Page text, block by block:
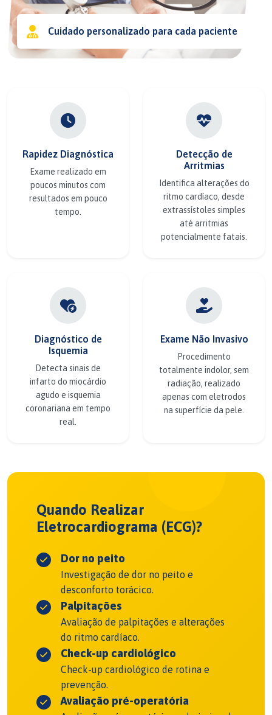
Cuidado personalizado para cada paciente
Rapidez Diagnóstica
Exame realizado em
poucos minutos com
resultados em pouco
tempo.
Detecção de
Arritmias
Identifica alterações do
ritmo cardíaco, desde
extrassístoles simples
até arritmias
potencialmente fatais.
Diagnóstico de
Isquemia
Detecta sinais de
infarto do miocárdio
agudo e isquemia
coronariana em tempo
real.
Exame Não Invasivo
Procedimento
totalmente indolor, sem
radiação, realizado
apenas com eletrodos
na superfície da pele.
Quando Realizar
Eletrocardiograma (ECG)?
Dor no peito
Investigação de dor no peito e
desconforto torácico.
Palpitações
Avaliação de palpitações e alterações
do ritmo cardíaco.
Check-up cardiológico
Check-up cardiológico de rotina e
prevenção.
Avaliação pré-operatória